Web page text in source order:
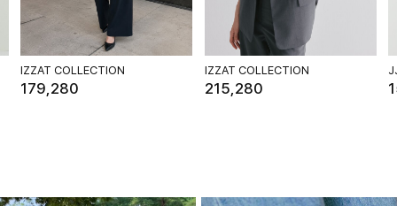
IZZAT COLLECTION
179,280
IZZAT COLLECTION
215,280